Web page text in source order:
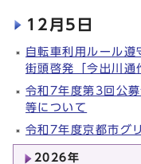
12月5日
自転車利用ルール遵
街頭啓発「今出川通
令和7年度第3回公
等について
令和7年度京都市グ
2026年